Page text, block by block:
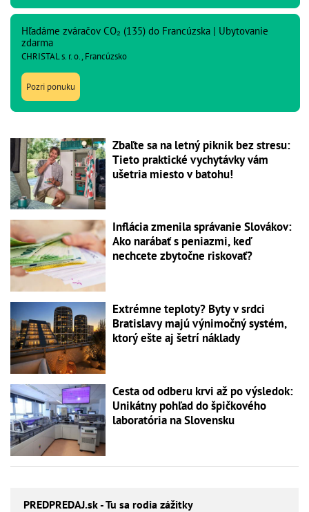
Hľadáme zváračov CO₂ (135) do Francúzska | Ubytovanie
zdarma
CHRISTAL s. r. o., Francúzsko
Pozri ponuku
Zbaľte sa na letný piknik bez stresu:
Tieto praktické vychytávky vám
ušetria miesto v batohu!
Inflácia zmenila správanie Slovákov:
Ako narábať s peniazmi, keď
nechcete zbytočne riskovať?
Extrémne teploty? Byty v srdci
Bratislavy majú výnimočný systém,
ktorý ešte aj šetrí náklady
Cesta od odberu krvi až po výsledok:
Unikátny pohľad do špičkového
laboratória na Slovensku
PREDPREDAJ.sk - Tu sa rodia zážitky